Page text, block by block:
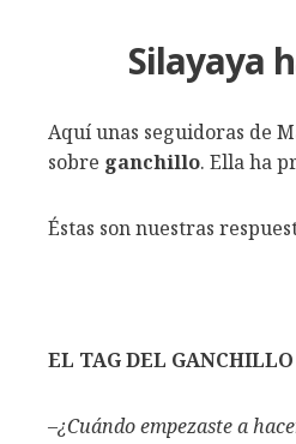
Silayaya
Aquí unas seguidoras de
sobre ganchillo. Ella ha
Éstas son nuestras
EL TAG DEL GANCHILLO
–¿Cuándo empezaste a